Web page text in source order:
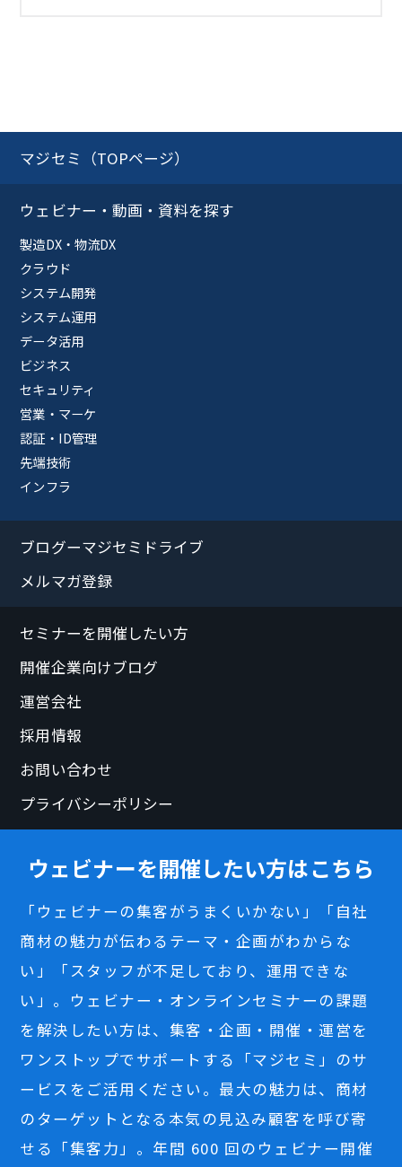
マジセミ（TOPページ）
ウェビナー・動画・資料を探す
製造DX・物流DX
クラウド
システム開発
システム運用
データ活用
ビジネス
セキュリティ
営業・マーケ
認証・ID管理
先端技術
インフラ
ブログーマジセミドライブ
メルマガ登録
セミナーを開催したい方
開催企業向けブログ
運営会社
採用情報
お問い合わせ
プライバシーポリシー
ウェビナーを開催したい方はこちら
「ウェビナーの集客がうまくいかない」「自社
商材の魅力が伝わるテーマ・企画がわからな
い」「スタッフが不足しており、運用できな
い」。ウェビナー・オンラインセミナーの課題
を解決したい方は、集客・企画・開催・運営を
ワンストップでサポートする「マジセミ」のサ
ービスをご活用ください。最大の魅力は、商材
のターゲットとなる本気の見込み顧客を呼び寄
せる「集客力」。年間 600 回のウェビナー開催